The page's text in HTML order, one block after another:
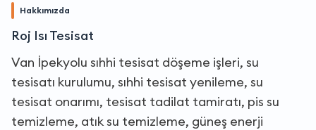
Hakkımızda
Roj Isı Tesisat
Van İpekyolu sıhhi tesisat döşeme işleri, su
tesisatı kurulumu, sıhhi tesisat yenileme, su
tesisat onarımı, tesisat tadilat tamiratı, pis su
temizleme, atık su temizleme, güneş enerji